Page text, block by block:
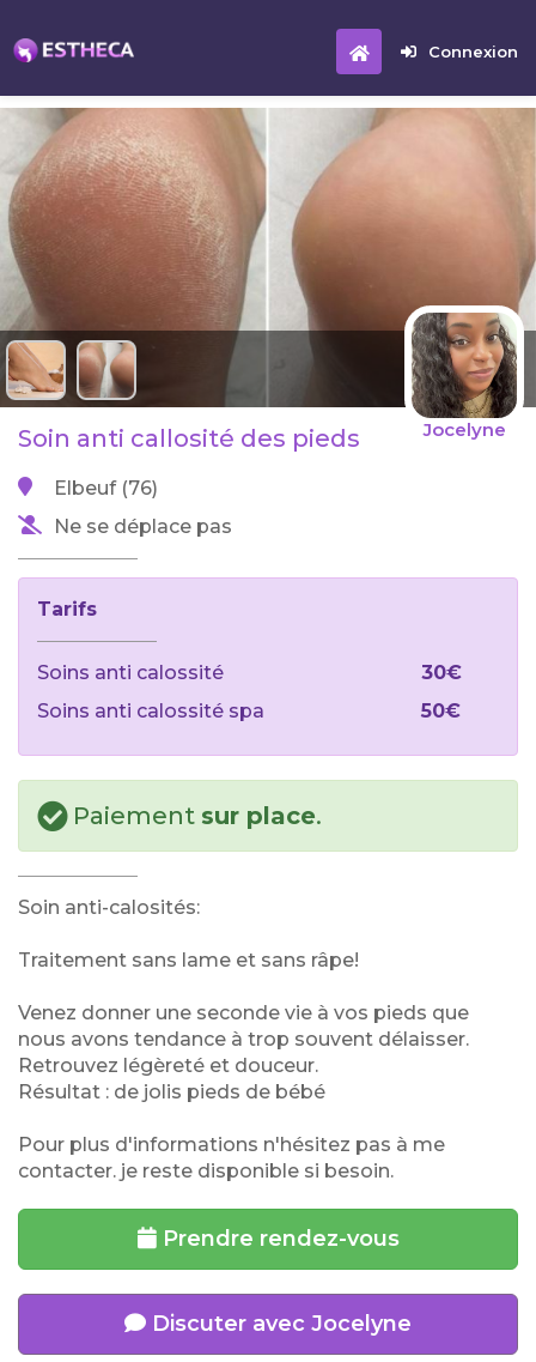
Connexion
Jocelyne
Soin anti callosité des pieds
Elbeuf (76)
Ne se déplace pas
Tarifs
Soins anti calossité
30€
Soins anti calossité spa
50€
Paiement sur place.
Soin anti-calosités:
Traitement sans lame et sans râpe!
Venez donner une seconde vie à vos pieds que
nous avons tendance à trop souvent délaisser.
Retrouvez légèreté et douceur.
Résultat : de jolis pieds de bébé
Pour plus d'informations n'hésitez pas à me
contacter. je reste disponible si besoin.
Prendre rendez-vous
Discuter avec Jocelyne